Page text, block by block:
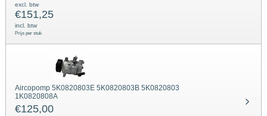
excl. btw
€151,25
incl. btw
Prijs per stuk
Aircopomp 5K0820803E 5K0820803B 5K0820803
1K0820808A
€125,00